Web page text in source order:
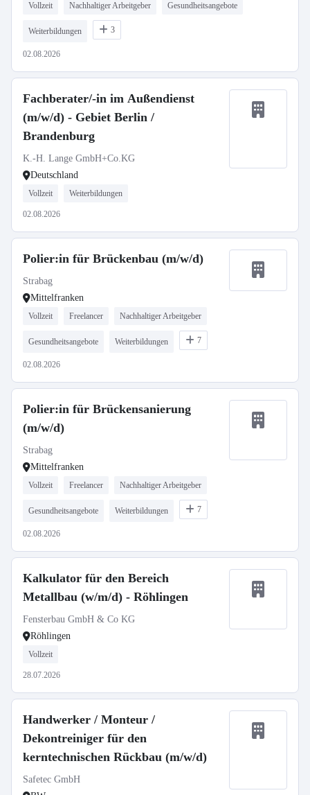
Vollzeit Nachhaltiger Arbeitgeber Gesundheitsangebote
Weiterbildungen 3
02.08.2026
Fachberater/-in im Außendienst
(m/w/d) - Gebiet Berlin /
Brandenburg
K.-H. Lange GmbH+Co.KG
Deutschland
Vollzeit Weiterbildungen
02.08.2026
Polier:in für Brückenbau (m/w/d)
Strabag
Mittelfranken
Vollzeit Freelancer Nachhaltiger Arbeitgeber
Gesundheitsangebote Weiterbildungen 7
02.08.2026
Polier:in für Brückensanierung
(m/w/d)
Strabag
Mittelfranken
Vollzeit Freelancer Nachhaltiger Arbeitgeber
Gesundheitsangebote Weiterbildungen 7
02.08.2026
Kalkulator für den Bereich
Metallbau (w/m/d) - Röhlingen
Fensterbau GmbH & Co KG
Röhlingen
Vollzeit
28.07.2026
Handwerker / Monteur /
Dekontreiniger für den
kerntechnischen Rückbau (m/w/d)
Safetec GmbH